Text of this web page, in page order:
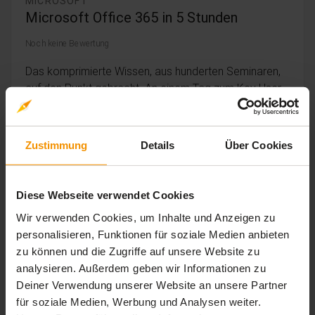
Zustimmung Details Über Cookies
Diese Webseite verwendet Cookies
Wir verwenden Cookies, um Inhalte und Anzeigen zu
personalisieren, Funktionen für soziale Medien anbieten
zu können und die Zugriffe auf unsere Website zu
analysieren. Außerdem geben wir Informationen zu
Deiner Verwendung unserer Website an unsere Partner
für soziale Medien, Werbung und Analysen weiter.
Microsoft Office 365 in 5 Stunden
Noch keine Bewertung
Das komprimierte Wissen, aus hunderten Seminaren,
auf den Punkt gebracht. An einem Tag zum Key User.
379,99€